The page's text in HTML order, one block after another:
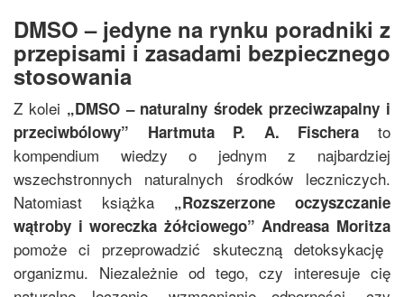
DMSO – jedyne na rynku poradniki z
przepisami i zasadami bezpiecznego
stosowania
Z kolei „DMSO – naturalny środek przeciwzapalny i
przeciwbólowy” Hartmuta P. A. Fischera to
kompendium wiedzy o jednym z najbardziej
wszechstronnych naturalnych środków leczniczych.
Natomiast książka „Rozszerzone oczyszczanie
wątroby i woreczka żółciowego”Andreasa Moritza
pomoże ci przeprowadzić skuteczną detoksykację
organizmu. Niezależnie od tego, czy interesuje cię